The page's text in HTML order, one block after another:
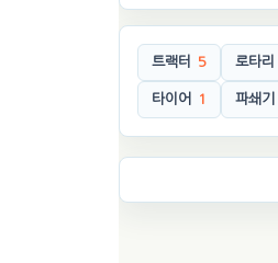
트랙터 5 로타리
타이어 1 파쇄기